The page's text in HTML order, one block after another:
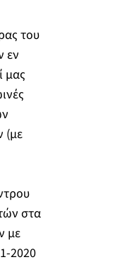
του
εν
μας
(με
στα
με
2020